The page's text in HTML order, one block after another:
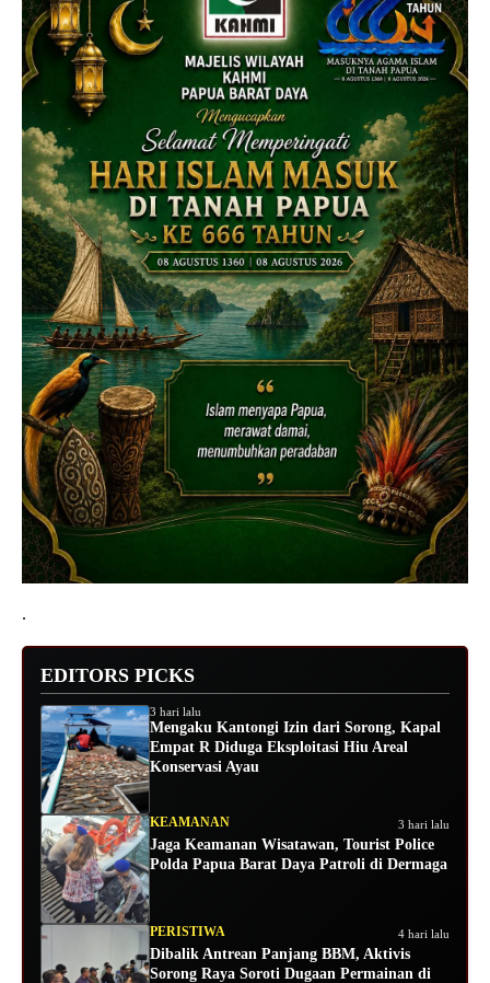
.
EDITORS PICKS
3 hari lalu
Mengaku Kantongi Izin dari Sorong, Kapal
Empat R Diduga Eksploitasi Hiu Areal
Konservasi Ayau
KEAMANAN 3 hari lalu
Jaga Keamanan Wisatawan, Tourist Police
Polda Papua Barat Daya Patroli di Dermaga
PERISTIWA 4 hari lalu
Dibalik Antrean Panjang BBM, Aktivis
Sorong Raya Soroti Dugaan Permainan di